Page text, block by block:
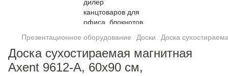
Презентационное оборудование Доски Доска
Доска сухостираемая магнитная
Axent 9612-A, 60х90 см,